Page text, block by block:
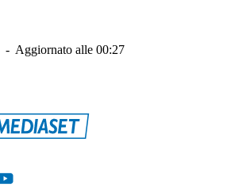
- Aggiornato alle 00:27